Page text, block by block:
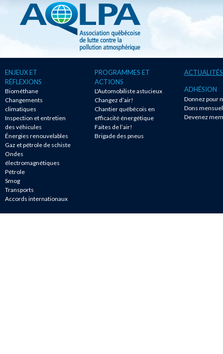
ENJEUX ET
RÉFLEXIONS
Biométhane
Changements
climatiques
Inspection et entretien
des véhicules
Énergies renouvelables
Gaz et pétrole de schiste
Ondes
électromagnétiques
Pétrole
Smog
Transports
Accords internationaux
PROGRAMMES ET
ACTIONS
L'Automobiliste astucieux
Changez d’air!
Chantier québécois en
efficacité énergétique
Faites de l’air!
Brigade des pneus
ACTUALITÉS
ADHÉSION
Donnez pour
Dons
Devenez